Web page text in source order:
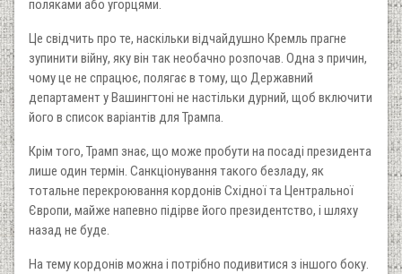
поляками або угорцями.
Це свідчить про те, наскільки відчайдушно Кремль прагне
зупинити війну, яку він так необачно розпочав. Одна з причин,
чому це не спрацює, полягає в тому, що Державний
департамент у Вашингтоні не настільки дурний, щоб включити
його в список варіантів для Трампа.
Крім того, Трамп знає, що може пробути на посаді президента
лише один термін. Санкціонування такого безладу, як
тотальне перекроювання кордонів Східної та Центральної
Європи, майже напевно підірве його президентство, і шляху
назад не буде.
На тему кордонів можна і потрібно подивитися з іншого боку.